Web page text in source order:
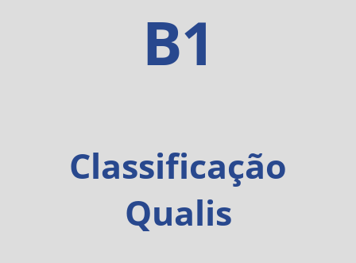
B1
Classificação
Qualis